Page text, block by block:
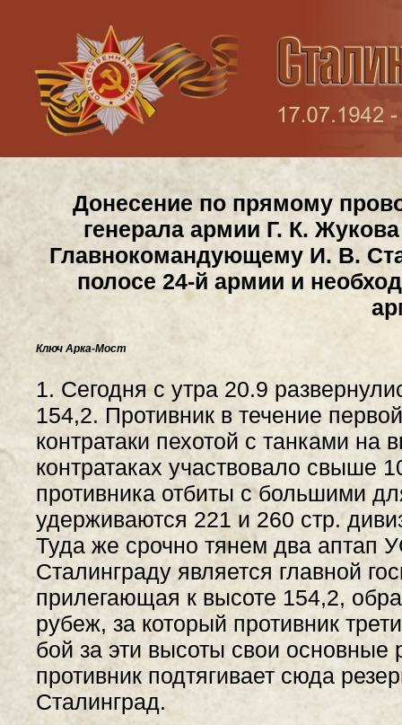
Донесение по прямому
генерала армии Г. К.
Главнокомандующему И. В.
полосе 24-й армии и
Ключ Арка-Мост
1. Сегодня с утра 20.9
154,2. Противник в течение
контратаки пехотой с танками
контратаках участвовало свыше
противника отбиты с большими
удерживаются 221 и 260 стр.
Туда же срочно тянем два аптап
Сталинграду является главной
прилегающая к высоте 154,2,
рубеж, за который противник
бой за эти высоты свои основные
противник подтягивает сюда
Сталинград.